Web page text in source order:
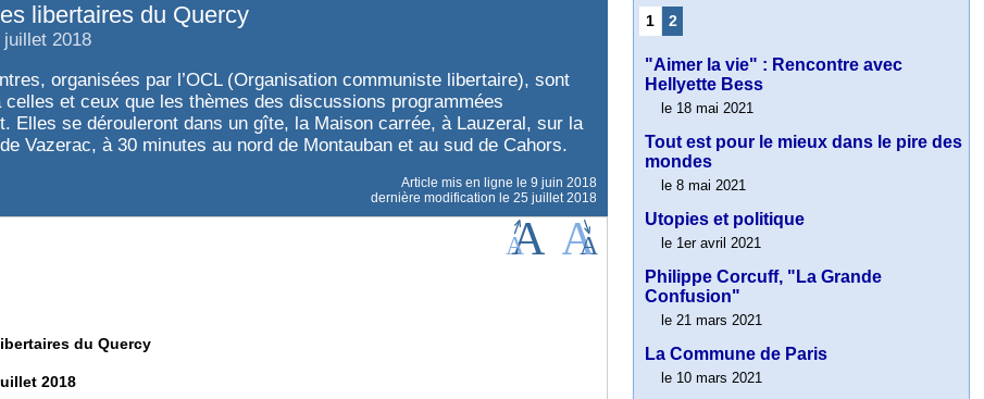
libertaires du Quercy
2018
organisées par l’OCL (Organisation communiste libertaire), sont
celles et ceux que les thèmes des discussions programmées
Elles se dérouleront dans un gîte, la Maison carrée, à Lauzeral, sur la
Vazerac, à 30 minutes au nord de Montauban et au sud de Cahors.
Article mis en ligne le 9 juin 2018
dernière modification le 25 juillet 2018
du Quercy
2018
1 2
"Aimer la vie" : Rencontre avec
Hellyette Bess
le 18 mai 2021
Tout est pour le mieux dans le pire des
mondes
le 8 mai 2021
Utopies et politique
le 1er avril 2021
Philippe Corcuff, "La Grande
Confusion"
le 21 mars 2021
La Commune de Paris
le 10 mars 2021